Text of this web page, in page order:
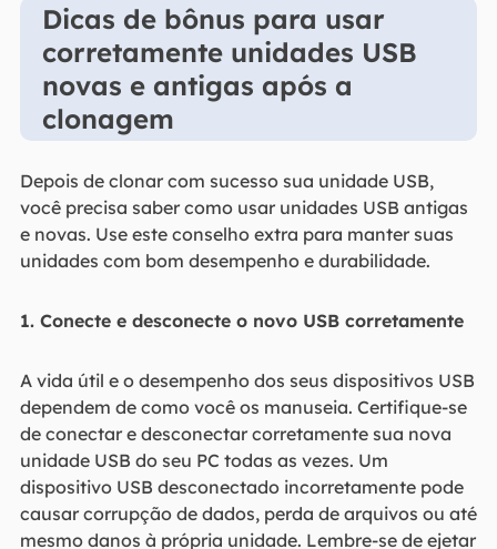
Dicas de bônus para usar
corretamente unidades USB
novas e antigas após a
clonagem
Depois de clonar com sucesso sua unidade USB,
você precisa saber como usar unidades USB antigas
e novas. Use este conselho extra para manter suas
unidades com bom desempenho e durabilidade.
1. Conecte e desconecte o novo USB corretamente
A vida útil e o desempenho dos seus dispositivos USB
dependem de como você os manuseia. Certifique-se
de conectar e desconectar corretamente sua nova
unidade USB do seu PC todas as vezes. Um
dispositivo USB desconectado incorretamente pode
causar corrupção de dados, perda de arquivos ou até
mesmo danos à própria unidade. Lembre-se de ejetar